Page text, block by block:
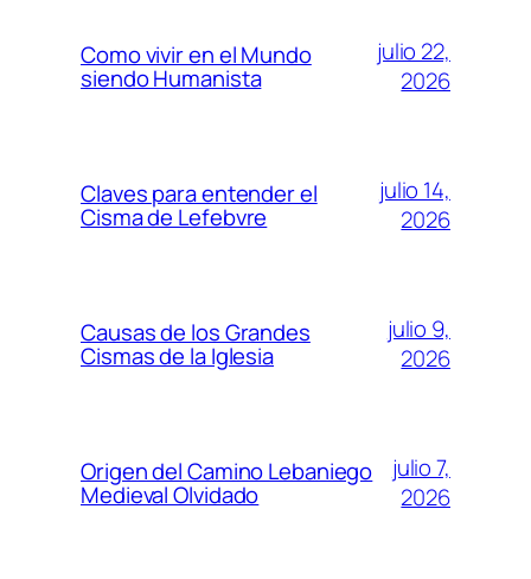
Como vivir en el Mundo
siendo Humanista
julio 22,
2026
Claves para entender el
Cisma de Lefebvre
julio 14,
2026
Causas de los Grandes
Cismas de la Iglesia
julio 9,
2026
Origen del Camino Lebaniego
Medieval Olvidado
julio 7,
2026